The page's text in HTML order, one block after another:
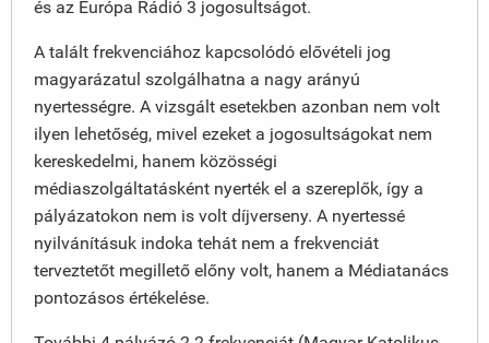
és az Európa Rádió 3 jogosultságot.
A talált frekvenciához kapcsolódó elővételi jog
magyarázatul szolgálhatna a nagy arányú
nyertességre. A vizsgált esetekben azonban nem volt
ilyen lehetőség, mivel ezeket a jogosultságokat nem
kereskedelmi, hanem közösségi
médiaszolgáltatásként nyerték el a szereplők, így a
pályázatokon nem is volt díjverseny. A nyertessé
nyilvánításuk indoka tehát nem a frekvenciát
terveztetőt megillető előny volt, hanem a Médiatanács
pontozásos értékelése.